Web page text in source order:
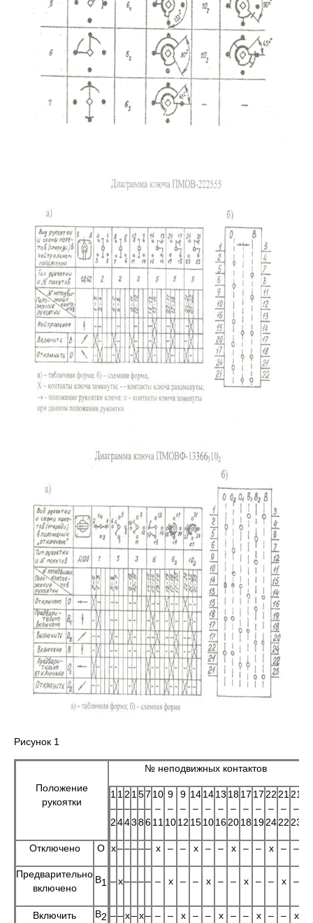
Рисунок 1
Положение
рукоятки
№ неподвижных контактов
1
–
2
1
–
4
2
–
4
1
–
3
5
–
8
7
–
6
10
–
11
9
–
10
9
–
12
14
–
15
14
–
10
13
–
16
18
–
20
17
–
18
17
–
19
22
–
24
21
–
22
21
–
23
Отключено О x––––– x – – x – – x – – x – –
Предварительно
включено
В1 –x–––– – x – – x – – x – – x –
Включить В2 ––x–x– – – x – – x – – x – – x